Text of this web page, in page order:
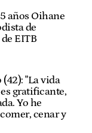
años Oihane
de
EITB
(42): "La vida
gratificante,
Yo he
cenar y